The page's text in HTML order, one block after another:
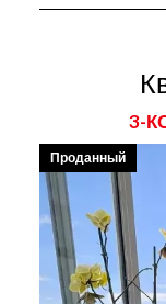
3-
Проданный